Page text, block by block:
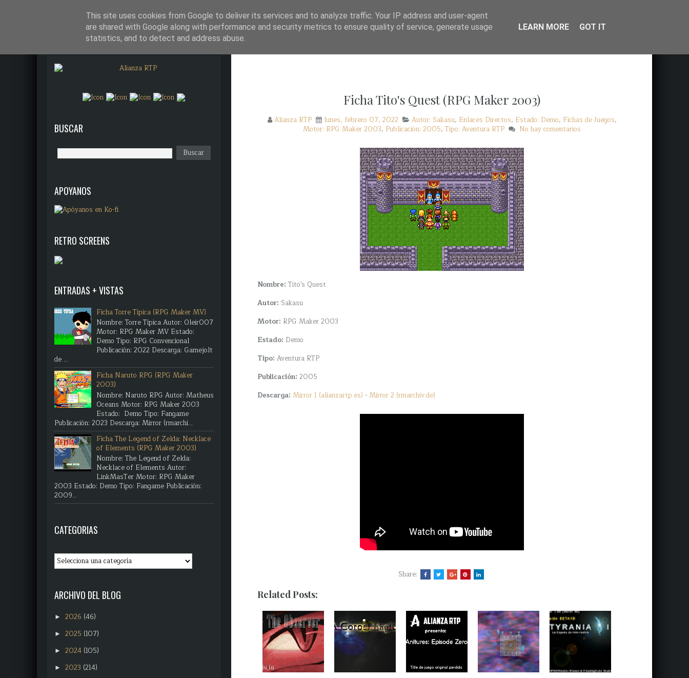
Ficha Tito's Quest (RPG Maker 2003)
Alianza RTP lunes, febrero 07, 2022 Autor: Sakasu, Enlaces Directos, Estado: Demo, Fichas de Juegos,
Motor: RPG Maker 2003, Publicación: 2005,Tipo: Aventura RTP No hay comentarios
Nombre: Tito's Quest
Autor: Sakasu
Motor: RPG Maker 2003
Estado: Demo
Tipo: Aventura RTP
Publicación: 2005
Descarga: Mirror 1 (alianzartp.es) -Mirror 2 (rmarchiv.de)
Share:
Related Posts:
BUSCAR
APOYANOS
RETRO SCREENS
ENTRADAS + VISTAS
Ficha Torre Típica (RPG Maker MV)
Nombre: Torre Típica Autor: Oleir007
Motor: RPG Maker MV Estado:
Demo Tipo: RPG Convencional
Publicación: 2022 Descarga: Gamejolt
de ...
Ficha Naruto RPG (RPG Maker
2003)
Nombre: Naruto RPG Autor: Matheus
Oceans Motor: RPG Maker 2003
Estado: Demo Tipo: Fangame
Publicación: 2023 Descarga: Mirror (rmarchi...
Ficha The Legend of Zelda: Necklace
of Elements (RPG Maker 2003)
Nombre: The Legend of Zelda:
Necklace of Elements Autor:
LinkMasTer Motor: RPG Maker
2003 Estado: Demo Tipo: Fangame Publicación:
2009...
CATEGORIAS
ARCHIVO DEL BLOG
► 2026 (46)
► 2025 (107)
► 2024 (105)
► 2023 (214)
This site uses cookies from Google to deliver its services and to analyze traffic. Your IP address and user-agent
are shared with Google along with performance and security metrics to ensure quality of service, generate usage
statistics, and to detect and address abuse.
LEARN MORE GOT IT